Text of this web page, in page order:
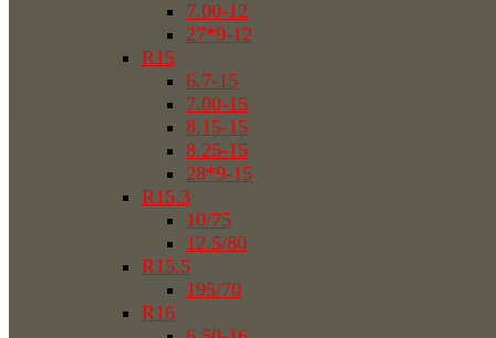
7.00-12
27*9-12
R15
6.7-15
7.00-15
8.15-15
8.25-15
28*9-15
R15.3
10/75
12.5/80
R15.5
195/70
R16